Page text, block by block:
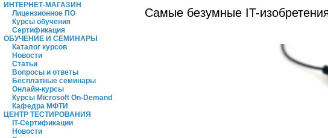
ИНТЕРНЕТ-МАГАЗИН
Лицензионное ПО
Курсы обучения
Сертификация
ОБУЧЕНИЕ И СЕМИНАРЫ
Каталог курсов
Новости
Статьи
Вопросы и ответы
Бесплатные семинары
Онлайн-курсы
Курсы Microsoft On-Demand
Кафедра МФТИ
ЦЕНТР ТЕСТИРОВАНИЯ
IT-Сертификации
Новости
Самые безумные IT-